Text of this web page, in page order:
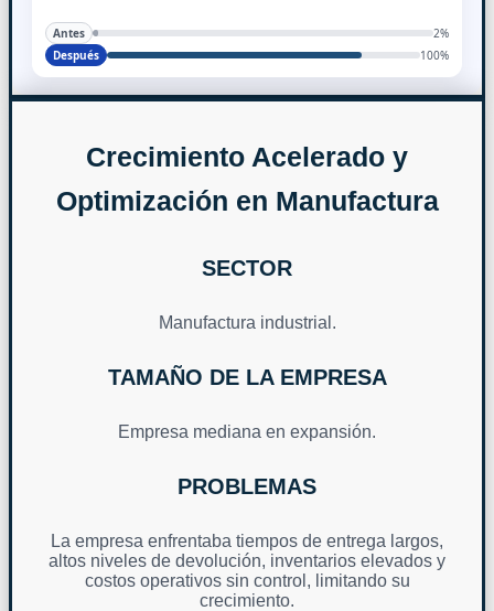
Antes
2%
Después
100%
Crecimiento Acelerado y
Optimización en Manufactura
SECTOR
Manufactura industrial.
TAMAÑO DE LA EMPRESA
Empresa mediana en expansión.
PROBLEMAS
La empresa enfrentaba tiempos de entrega largos,
altos niveles de devolución, inventarios elevados y
costos operativos sin control, limitando su
crecimiento.